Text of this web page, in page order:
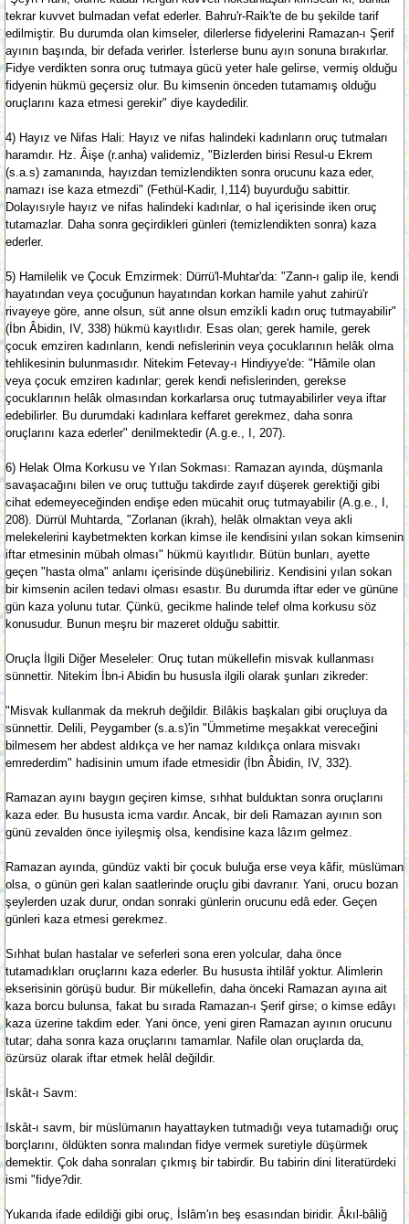
tekrar kuvvet bulmadan vefat ederler. Bahru'r-Raik'te de bu şekilde tarif
edilmiştir. Bu durumda olan kimseler, dilerlerse fidyelerini Ramazan-ı Şerif
ayının başında, bir defada verirler. İsterlerse bunu ayın sonuna bırakırlar.
Fidye verdikten sonra oruç tutmaya gücü yeter hale gelirse, vermiş olduğu
fidyenin hükmü geçersiz olur. Bu kimsenin önceden tutamamış olduğu
oruçlarını kaza etmesi gerekir" diye kaydedilir.
4) Hayız ve Nifas Hali: Hayız ve nifas halindeki kadınların oruç tutmaları
haramdır. Hz. Âişe (r.anha) validemiz, "Bizlerden birisi Resul-u Ekrem
(s.a.s) zamanında, hayızdan temizlendikten sonra orucunu kaza eder,
namazı ise kaza etmezdi" (Fethül-Kadir, I,114) buyurduğu sabittir.
Dolayısıyle hayız ve nifas halindeki kadınlar, o hal içerisinde iken oruç
tutamazlar. Daha sonra geçirdikleri günleri (temizlendikten sonra) kaza
ederler.
5) Hamilelik ve Çocuk Emzirmek: Dürrü'l-Muhtar'da: "Zann-ı galip ile, kendi
hayatından veya çocuğunun hayatından korkan hamile yahut zahirü'r
rivayeye göre, anne olsun, süt anne olsun emzikli kadın oruç tutmayabilir"
(İbn Âbidin, IV, 338) hükmü kayıtlıdır. Esas olan; gerek hamile, gerek
çocuk emziren kadınların, kendi nefislerinin veya çocuklarının helâk olma
tehlikesinin bulunmasıdır. Nitekim Fetevay-ı Hindiyye'de: "Hâmile olan
veya çocuk emziren kadınlar; gerek kendi nefislerinden, gerekse
çocuklarının helâk olmasından korkarlarsa oruç tutmayabilirler veya iftar
edebilirler. Bu durumdaki kadınlara keffaret gerekmez, daha sonra
oruçlarını kaza ederler" denilmektedir (A.g.e., I, 207).
6) Helak Olma Korkusu ve Yılan Sokması: Ramazan ayında, düşmanla
savaşacağını bilen ve oruç tuttuğu takdirde zayıf düşerek gerektiği gibi
cihat edemeyeceğinden endişe eden mücahit oruç tutmayabilir (A.g.e., I,
208). Dürrül Muhtarda, "Zorlanan (ikrah), helâk olmaktan veya akli
melekelerini kaybetmekten korkan kimse ile kendisini yılan sokan kimsenin
iftar etmesinin mübah olması" hükmü kayıtlıdır. Bütün bunları, ayette
geçen "hasta olma" anlamı içerisinde düşünebiliriz. Kendisini yılan sokan
bir kimsenin acilen tedavi olması esastır. Bu durumda iftar eder ve gününe
gün kaza yolunu tutar. Çünkü, gecikme halinde telef olma korkusu söz
konusudur. Bunun meşru bir mazeret olduğu sabittir.
Oruçla İlgili Diğer Meseleler: Oruç tutan mükellefin misvak kullanması
sünnettir. Nitekim İbn-i Abidin bu hususla ilgili olarak şunları zikreder:
"Misvak kullanmak da mekruh değildir. Bilâkis başkaları gibi oruçluya da
sünnettir. Delili, Peygamber (s.a.s)'in "Ümmetime meşakkat vereceğini
bilmesem her abdest aldıkça ve her namaz kıldıkça onlara misvakı
emrederdim" hadisinin umum ifade etmesidir (İbn Âbidin, IV, 332).
Ramazan ayını baygın geçiren kimse, sıhhat bulduktan sonra oruçlarını
kaza eder. Bu hususta icma vardır. Ancak, bir deli Ramazan ayının son
günü zevalden önce iyileşmiş olsa, kendisine kaza lâzım gelmez.
Ramazan ayında, gündüz vakti bir çocuk buluğa erse veya kâfir, müslüman
olsa, o günün geri kalan saatlerinde oruçlu gibi davranır. Yani, orucu bozan
şeylerden uzak durur, ondan sonraki günlerin orucunu edâ eder. Geçen
günleri kaza etmesi gerekmez.
Sıhhat bulan hastalar ve seferleri sona eren yolcular, daha önce
tutamadıkları oruçlarını kaza ederler. Bu hususta ihtilâf yoktur. Alimlerin
ekserisinin görüşü budur. Bir mükellefin, daha önceki Ramazan ayına ait
kaza borcu bulunsa, fakat bu sırada Ramazan-ı Şerif girse; o kimse edâyı
kaza üzerine takdim eder. Yani önce, yeni giren Ramazan ayının orucunu
tutar; daha sonra kaza oruçlarını tamamlar. Nafile olan oruçlarda da,
özürsüz olarak iftar etmek helâl değildir.
Iskât-ı Savm:
Iskât-ı savm, bir müslümanın hayattayken tutmadığı veya tutamadığı oruç
borçlarını, öldükten sonra malından fidye vermek suretiyle düşürmek
demektir. Çok daha sonraları çıkmış bir tabirdir. Bu tabirin dini literatürdeki
ismi "fidye?dir.
Yukarıda ifade edildiği gibi oruç, İslâm'ın beş esasından biridir. Âkıl-bâliğ